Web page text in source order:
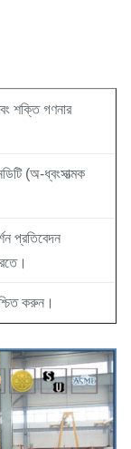
শক্তি গণনার
(অ-ধ্বংসাত্মক
প্রতিবেদন
করুন।